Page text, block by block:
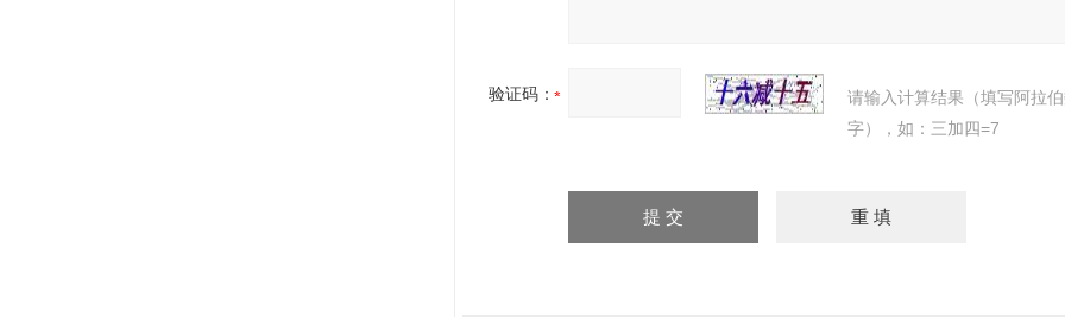
验证码：
请输入计算结果（填写阿拉
字），如：三加四=7